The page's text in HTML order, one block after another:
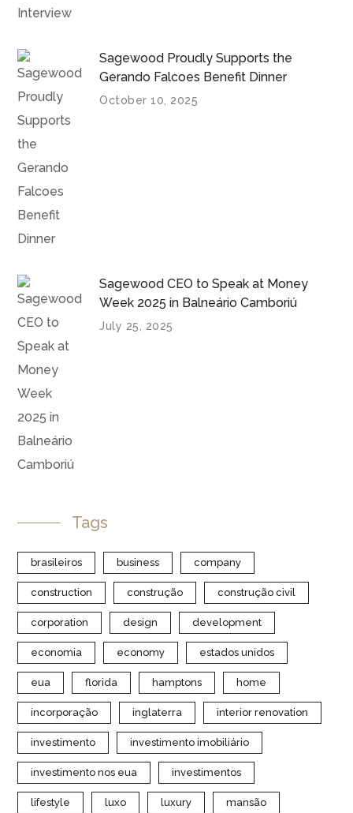
Sagewood Proudly Supports the
Gerando Falcoes Benefit Dinner
October 10, 2025
Sagewood CEO to Speak at Money
Week 2025 in Balneário Camboriú
July 25, 2025
Tags
brasileiros business company
construction construção construção civil
corporation design development
economia economy estados unidos
eua florida hamptons home
incorporação inglaterra interior renovation
investimento investimento imobiliário
investimento nos eua investimentos
lifestyle luxo luxury mansão